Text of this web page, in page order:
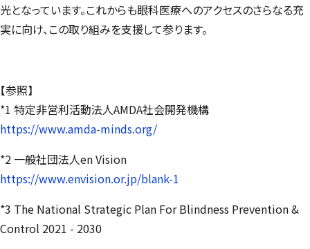
光となっています。これからも眼科医療へのアクセスのさらなる充
実に向け、この取り組みを支援して参ります。
【参照】
*1 特定非営利活動法人AMDA社会開発機構
https://www.amda-minds.org/
*2 一般社団法人en Vision
https://www.envision.or.jp/blank-1
*3 The National Strategic Plan For Blindness Prevention &
Control 2021 - 2030